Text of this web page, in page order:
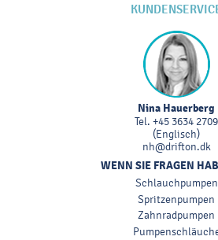
Nina Hauerberg
Tel. +45 3634 2709
(Englisch)
nh@drifton.dk
WENN SIE FRAGEN
Schlauchpumpen
Spritzenpumpen
Zahnradpumpen